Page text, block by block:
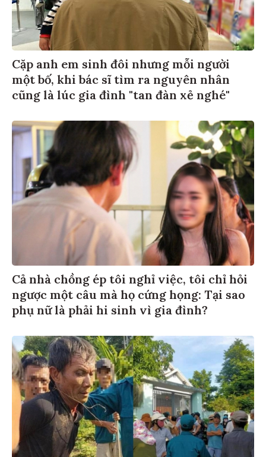
Cặp anh em sinh đôi nhưng mỗi người
một bố, khi bác sĩ tìm ra nguyên nhân
cũng là lúc gia đình "tan đàn xẻ nghé"
Cả nhà chồng ép tôi nghỉ việc, tôi chỉ hỏi
ngược một câu mà họ cứng họng: Tại sao
phụ nữ là phải hi sinh vì gia đình?